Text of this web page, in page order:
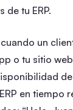
de tu ERP.
un
o tu sitio
en tiempo